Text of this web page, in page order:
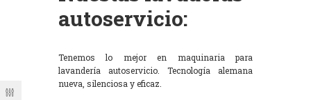
autoservicio:
Tenemos lo mejor en maquinaria para
lavandería autoservicio. Tecnología alemana
nueva, silenciosa y eficaz.